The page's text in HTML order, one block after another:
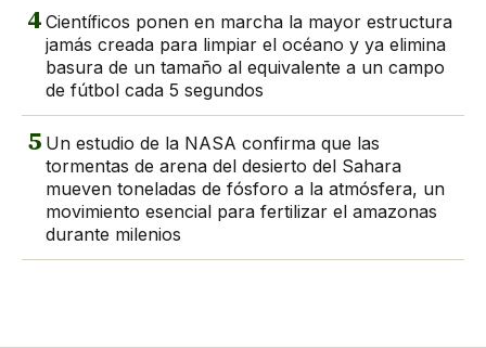
4 Científicos ponen en marcha la mayor estructura
jamás creada para limpiar el océano y ya elimina
basura de un tamaño al equivalente a un campo
de fútbol cada 5 segundos
5 Un estudio de la NASA confirma que las
tormentas de arena del desierto del Sahara
mueven toneladas de fósforo a la atmósfera, un
movimiento esencial para fertilizar el amazonas
durante milenios